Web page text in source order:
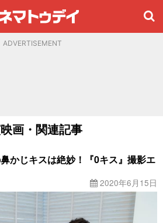
ADVERTISEMENT
画・関連記事
かじキスは絶妙！『0キス』撮影エ
2020年6月15日